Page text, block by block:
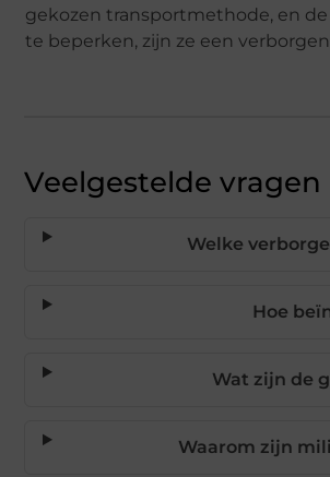
gekozen transportmethode, en
te beperken, zijn ze een
Veelgestelde vragen
Welke
Hoe
Wat zijn de
Waarom zijn